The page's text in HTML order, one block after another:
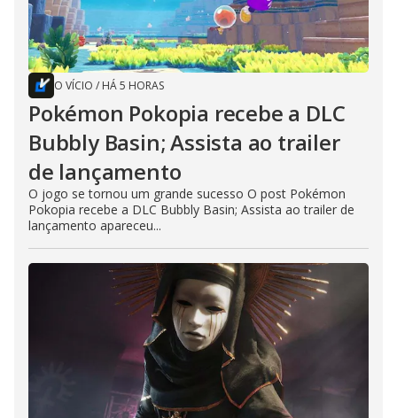
O VÍCIO / HÁ 5 HORAS
Pokémon Pokopia recebe a DLC
Bubbly Basin; Assista ao trailer
de lançamento
O jogo se tornou um grande sucesso O post Pokémon
Pokopia recebe a DLC Bubbly Basin; Assista ao trailer de
lançamento apareceu...